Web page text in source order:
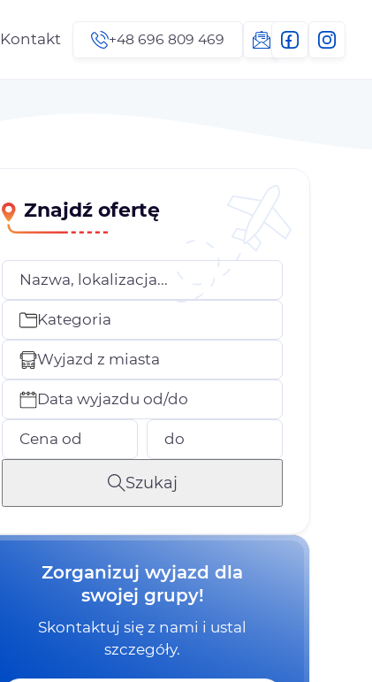
Kontakt +48 696 809 469
Znajdź ofertę
Nazwa, lokalizacja...
Kategoria
Wyjazd z miasta
Data wyjazdu od/do
Cena od do
Szukaj
Zorganizuj wyjazd dla
swojej grupy!
Skontaktuj się z nami i ustal
szczegóły.